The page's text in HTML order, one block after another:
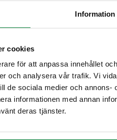
Information
cookies
för att anpassa innehållet
och analysera vår trafik. Vi
de sociala medier och
informationen med annan
deras tjänster.
Seinäkaiteet säiliö
21/29 L
Seinäkisko 3
litran astioihin